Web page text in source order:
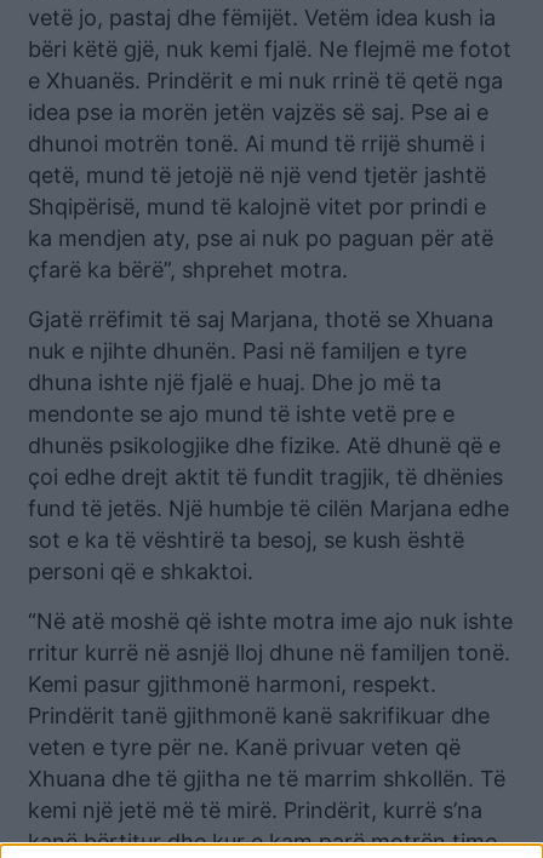
vetë jo, pastaj dhe fëmijët. Vetëm idea kush ia
bëri këtë gjë, nuk kemi fjalë. Ne flejmë me fotot
e Xhuanës. Prindërit e mi nuk rrinë të qetë nga
idea pse ia morën jetën vajzës së saj. Pse ai e
dhunoi motrën tonë. Ai mund të rrijë shumë i
qetë, mund të jetojë në një vend tjetër jashtë
Shqipërisë, mund të kalojnë vitet por prindi e
ka mendjen aty, pse ai nuk po paguan për atë
çfarë ka bërë”, shprehet motra.
Gjatë rrëfimit të saj Marjana, thotë se Xhuana
nuk e njihte dhunën. Pasi në familjen e tyre
dhuna ishte një fjalë e huaj. Dhe jo më ta
mendonte se ajo mund të ishte vetë pre e
dhunës psikologjike dhe fizike. Atë dhunë që e
çoi edhe drejt aktit të fundit tragjik, të dhënies
fund të jetës. Një humbje të cilën Marjana edhe
sot e ka të vështirë ta besoj, se kush është
personi që e shkaktoi.
“Në atë moshë që ishte motra ime ajo nuk ishte
rritur kurrë në asnjë lloj dhune në familjen tonë.
Kemi pasur gjithmonë harmoni, respekt.
Prindërit tanë gjithmonë kanë sakrifikuar dhe
veten e tyre për ne. Kanë privuar veten që
Xhuana dhe të gjitha ne të marrim shkollën. Të
kemi një jetë më të mirë. Prindërit, kurrë s’na
kanë bërtitur dhe kur e kam parë motrën time